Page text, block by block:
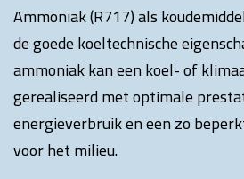
Ammoniak (R717) als
de goede koeltechnische
ammoniak kan een koel- of
gerealiseerd met optimale
energieverbruik en een zo
voor het milieu.